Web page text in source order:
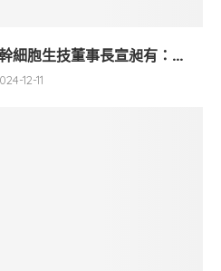
胞生技董事長宣昶有：...
12-11